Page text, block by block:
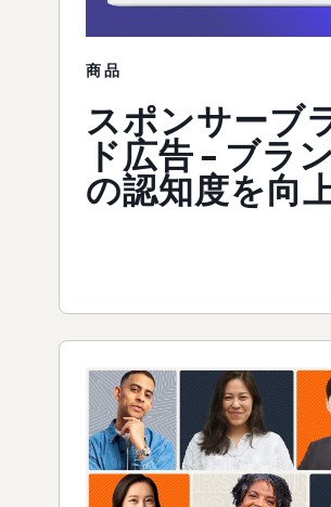
商品
スポンサーブ
ド広告 – ブラ
の認知度を向